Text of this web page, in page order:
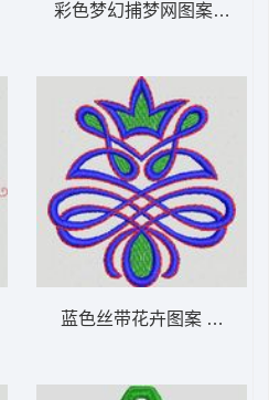
型
型
彩色梦幻捕梦网图案 植物
蓝色丝带花卉图案 植物花